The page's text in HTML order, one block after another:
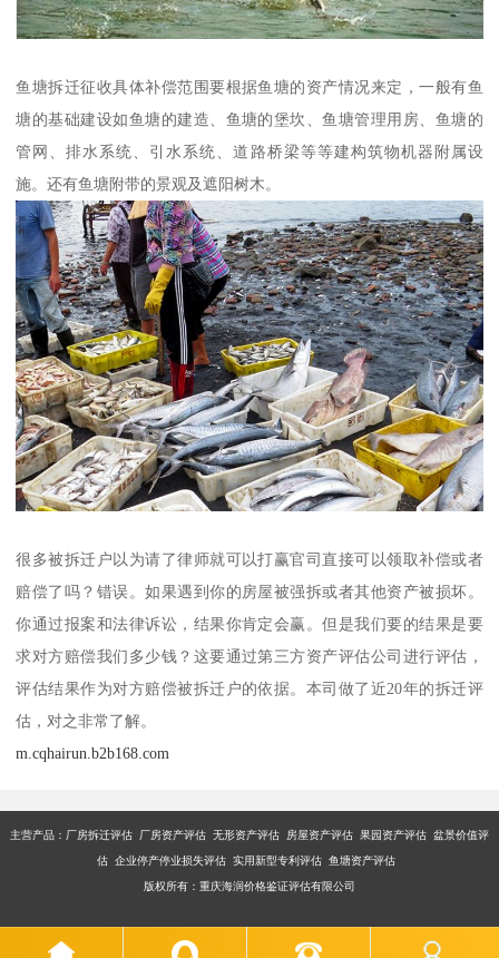
鱼塘拆迁征收具体补偿范围要根据鱼塘的资产情况来定，一般有鱼
塘的基础建设如鱼塘的建造、鱼塘的堡坎、鱼塘管理用房、鱼塘的
管网、排水系统、引水系统、道路桥梁等等建构筑物机器附属设
施。还有鱼塘附带的景观及遮阳树木。
很多被拆迁户以为请了律师就可以打赢官司直接可以领取补偿或者
赔偿了吗？错误。如果遇到你的房屋被强拆或者其他资产被损坏。
你通过报案和法律诉讼，结果你肯定会赢。但是我们要的结果是要
求对方赔偿我们多少钱？这要通过第三方资产评估公司进行评估，
评估结果作为对方赔偿被拆迁户的依据。本司做了近20年的拆迁评
估，对之非常了解。
m.cqhairun.b2b168.com
主营产品：厂房拆迁评估 厂房资产评估 无形资产评估 房屋资产评估 果园资产评估 盆景价值评
估 企业停产停业损失评估 实用新型专利评估 鱼塘资产评估
版权所有：重庆海润价格鉴证评估有限公司